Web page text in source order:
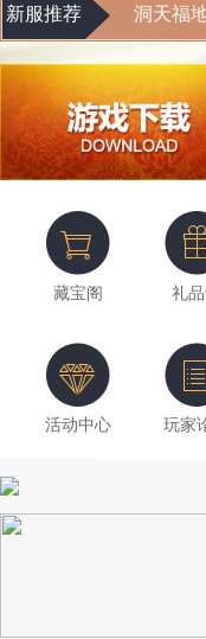
新服推荐 洞天福
藏宝阁 礼
活动中心 玩家